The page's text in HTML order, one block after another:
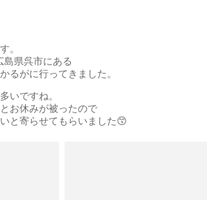
。
島県呉市にある
るがに行ってきました。
いですね。
お休みが被ったので
と寄らせてもらいました😙